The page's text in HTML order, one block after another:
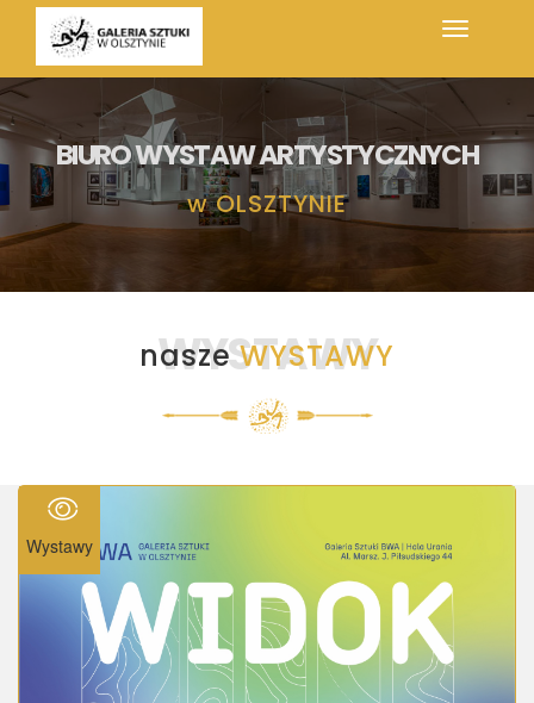
BIURO WYSTAW ARTYSTYCZNYCH
w OLSZTYNIE
WYSTAWY
naszeWYSTAWY
Wystawy